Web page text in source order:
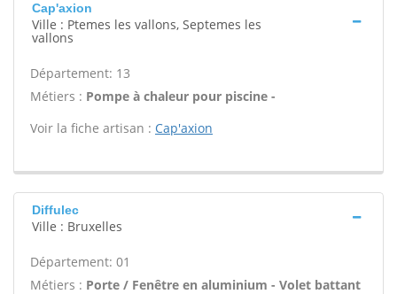
Cap'axion
Ville : Ptemes les vallons, Septemes les
vallons
Département: 13
Métiers : Pompe à chaleur pour piscine -
Voir la fiche artisan : Cap'axion
Diffulec
Ville : Bruxelles
Département: 01
Métiers : Porte / Fenêtre en aluminium - Volet battant